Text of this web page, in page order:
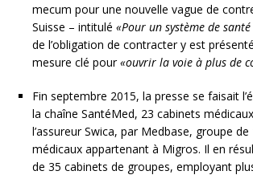
mecum pour une nouvelle vague de
Suisse – intitulé «Pour un système de
de l’obligation de contracter y est
mesure clé pour«ouvrir la voie à plus de
Fin septembre 2015, la presse se faisait
la chaîne SantéMed, 23 cabinets
l’assureur Swica, par Medbase, groupe
médicaux appartenant à Migros. Il en
de 35 cabinets de groupes, employant